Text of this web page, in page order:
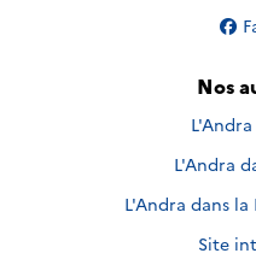
Nos
L'Andra
L'Andra dans la
Site